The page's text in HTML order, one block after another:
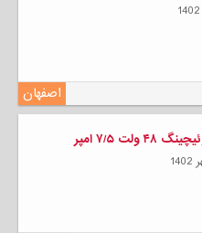
اصفهان
۷/۵ امپر